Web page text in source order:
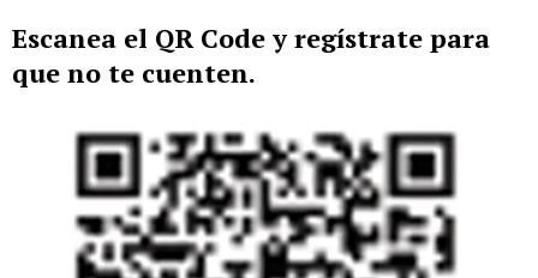
Escanea el QR Code y regístrate para
que no te cuenten.